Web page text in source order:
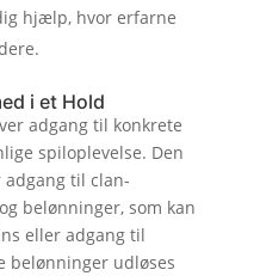
hjælp, hvor erfarne
i et Hold
adgang til konkrete
spiloplevelse. Den
til clan-
belønninger, som kan
eller adgang til
belønninger udløses